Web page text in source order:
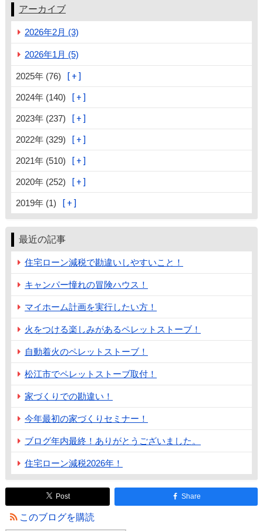
アーカイブ
2026年2月 (3)
2026年1月 (5)
2025年 (76)
2024年 (140)
2023年 (237)
2022年 (329)
2021年 (510)
2020年 (252)
2019年 (1)
最近の記事
住宅ローン減税で勘違いしやすいこと！
キャンパー憧れの冒険ハウス！
マイホーム計画を実行したい方！
火をつける楽しみがあるペレットストーブ！
自動着火のペレットストーブ！
松江市でペレットストーブ取付！
家づくりでの勘違い！
今年最初の家づくりセミナー！
ブログ年内最終！ありがとうございました。
住宅ローン減税2026年！
Post Share
このブログを購読